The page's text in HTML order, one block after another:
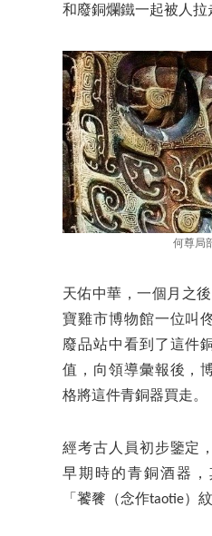
和廢銅爛鐵一起被人拉
何尊局
天佑中華，一個月之後
寶雞市博物館一位叫
廢品站中看到了這件
值，向領導彙報後，
格將這件青銅器買走。
經考古人員初步鑒定
早期時的青銅酒器
「饕餮（念作taotie）紋